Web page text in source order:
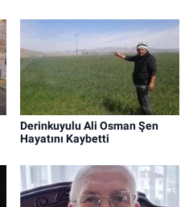
Derinkuyulu Ali Osman Şen
Hayatını Kaybetti